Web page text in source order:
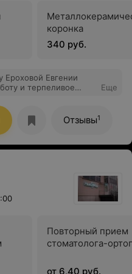
мою новую улыбку!!! С
коронка
340 руб.
Ероховой Евгении
и терпеливое
Еще
Отзывы1
Повторный прием
стоматолога-
от 6,40 руб.